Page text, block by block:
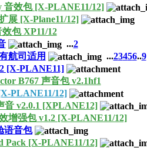
音效包 [X-PLANE11/12]
展 [X-Plane11/12]
包 XP11/12
...2
航司适用 ...23456..9
[X-PLANE11]
B767 声音包 v2.1hf1
PLANE11/12]
音 v2.0.1 [XPLANE12]
增强包 v1.2 [X-PLANE11/12]
语音包
Pack [X-PLANE11/12]